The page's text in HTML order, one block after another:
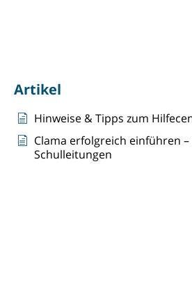
Artikel
Hinweise & Tipps zum
Clama erfolgreich einführen
Schulleitungen